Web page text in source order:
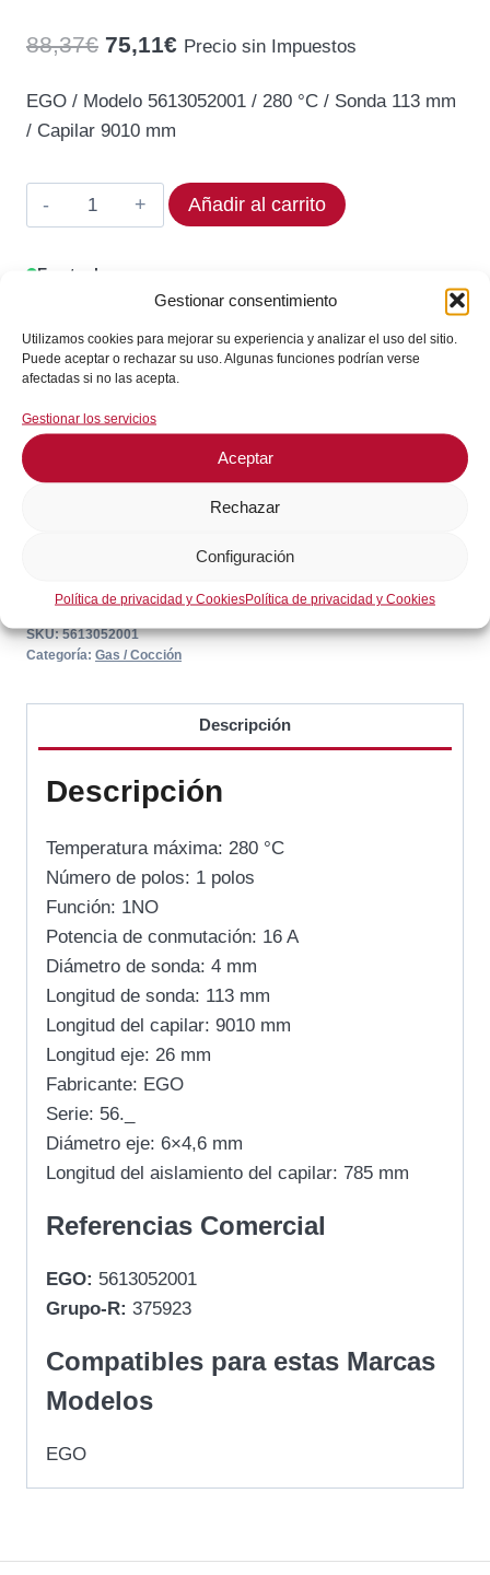
Gestionar consentimiento
Utilizamos cookies para mejorar su experiencia y analizar el uso del sitio.
Puede aceptar o rechazar su uso. Algunas funciones podrían verse
afectadas si no las acepta.
Gestionar los servicios
Aceptar
Rechazar
Configuración
Política de privacidad y CookiesPolítica de privacidad y Cookies
88,37€ El
original
88,37€.
75,11€El
75,11€.
Precio sin Impuestos
EGO / Modelo 5613052001 / 280 °C / Sonda 113 mm
/ Capilar 9010 mm
Termostato
EGO
°C
cantidad
Añadir al carrito
En stock
Consultar en WhatsApp
GARANTÍA DE SEGURIDAD EN EL PAGO
SKU:5613052001
Categoría: Gas / Cocción
Descripción
Descripción
Temperatura máxima: 280 °C
Número de polos: 1 polos
Función: 1NO
Potencia de conmutación: 16 A
Diámetro de sonda: 4 mm
Longitud de sonda: 113 mm
Longitud del capilar: 9010 mm
Longitud eje: 26 mm
Fabricante: EGO
Serie: 56._
Diámetro eje: 6×4,6 mm
Longitud del aislamiento del capilar: 785 mm
Referencias Comercial
EGO: 5613052001
Grupo-R: 375923
Compatibles para estas Marcas
Modelos
EGO